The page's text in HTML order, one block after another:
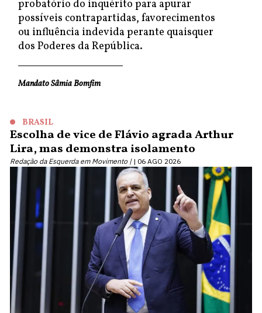
probatório do inquérito para apurar
possíveis contrapartidas, favorecimentos
ou influência indevida perante quaisquer
dos Poderes da República.
Mandato Sâmia Bomfim
BRASIL
Escolha de vice de Flávio agrada Arthur
Lira, mas demonstra isolamento
Redação da Esquerda em Movimento | 06 AGO 2026